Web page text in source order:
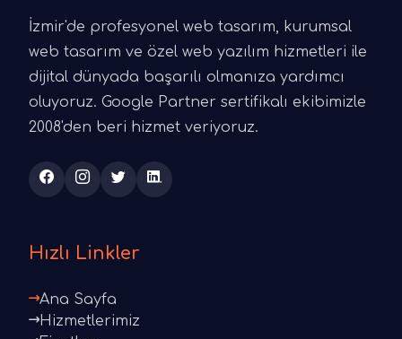
İzmir'de profesyonel web tasarım, kurumsal
web tasarım ve özel web yazılım hizmetleri ile
dijital dünyada başarılı olmanıza yardımcı
oluyoruz. Google Partner sertifikalı ekibimizle
2008'den beri hizmet veriyoruz.
Hızlı Linkler
Ana Sayfa
Hizmetlerimiz